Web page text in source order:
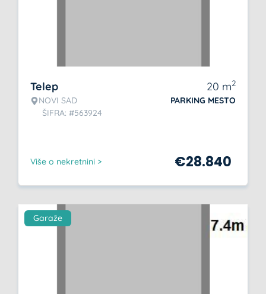
Telep
NOVI SAD
ŠIFRA: #563924
20 m2
PARKING MESTO
Više o nekretnini > €28.840
Garaže